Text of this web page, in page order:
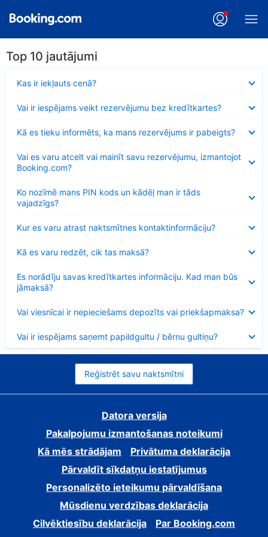
Top 10 jautājumi
Kas ir iekļauts cenā?
Vai ir iespējams veikt rezervējumu bez kredītkartes?
Kā es tieku informēts, ka mans rezervējums ir pabeigts?
Vai es varu atcelt vai mainīt savu rezervējumu, izmantojot
Booking.com?
Ko nozīmē mans PIN kods un kādēļ man ir tāds
vajadzīgs?
Kur es varu atrast naktsmītnes kontaktinformāciju?
Kā es varu redzēt, cik tas maksā?
Es norādīju savas kredītkartes informāciju. Kad man būs
jāmaksā?
Vai viesnīcai ir nepieciešams depozīts vai priekšapmaksa?
Vai ir iespējams saņemt papildgultu / bērnu gultiņu?
Reģistrēt savu naktsmītni
Datora versija
Pakalpojumu izmantošanas noteikumi
Kā mēs strādājam
Privātuma deklarācija
Pārvaldīt sīkdatņu iestatījumus
Personalizēto ieteikumu pārvaldīšana
Mūsdienu verdzības deklarācija
Cilvēktiesību deklarācija
Par Booking.com